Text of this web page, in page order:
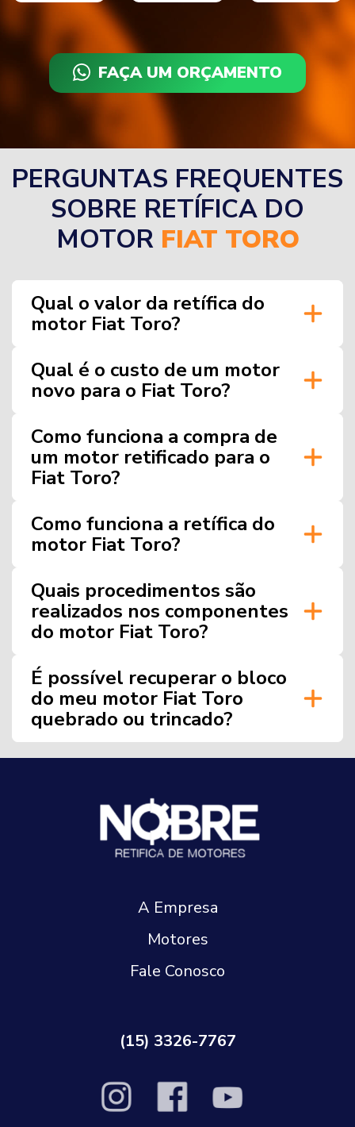
FAÇA UM ORÇAMENTO
PERGUNTAS FREQUENTES
SOBRE RETÍFICA DO
MOTOR FIAT TORO
Qual o valor da retífica do
motor Fiat Toro?
Qual é o custo de um motor
novo para o Fiat Toro?
Como funciona a compra de
um motor retificado para o
Fiat Toro?
Como funciona a retífica do
motor Fiat Toro?
Quais procedimentos são
realizados nos componentes
do motor Fiat Toro?
É possível recuperar o bloco
do meu motor Fiat Toro
quebrado ou trincado?
A Empresa
Motores
Fale Conosco
(15) 3326-7767